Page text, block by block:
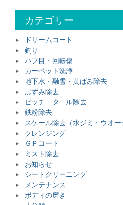
カテゴリー
ドリームコート
釣り
バフ目・回転傷
カーペット洗浄
地下水・融雪・黄ばみ除去
黒ずみ除去
ピッチ・タール除去
鉄粉除去
スケール除去（水ジミ・ウオー
クレンジング
ＧＰコート
ミスト除去
お知らせ
シートクリーニング
メンテナンス
ボディの磨き